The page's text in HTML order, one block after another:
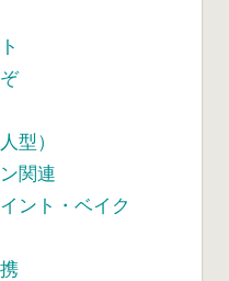
型）
関連
ント・ベイク